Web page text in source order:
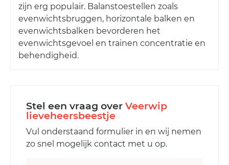
zijn erg populair. Balanstoestellen zoals
evenwichtsbruggen, horizontale balken en
evenwichtsbalken bevorderen het
evenwichtsgevoel en trainen concentratie en
behendigheid.
Stel een vraag over Veerwip
lieveheersbeestje
Vul onderstaand formulier in en wij nemen
zo snel mogelijk contact met u op.